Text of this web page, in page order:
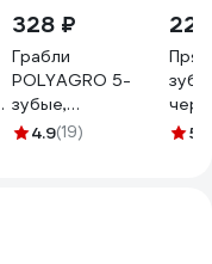
328 ₽
Грабли
POLYAGRO 5-
зубые,
обрезиненная
4.9(19) 5